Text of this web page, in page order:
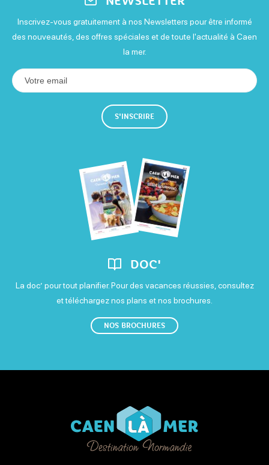
Inscrivez-vous gratuitement à nos Newsletters pour être informé
des nouveautés, des offres spéciales et de toute l'actualité à Caen
la mer.
S'INSCRIRE
DOC'
La doc’ pour tout planifier. Pour des vacances réussies, consultez
et téléchargez nos plans et nos brochures.
NOS BROCHURES